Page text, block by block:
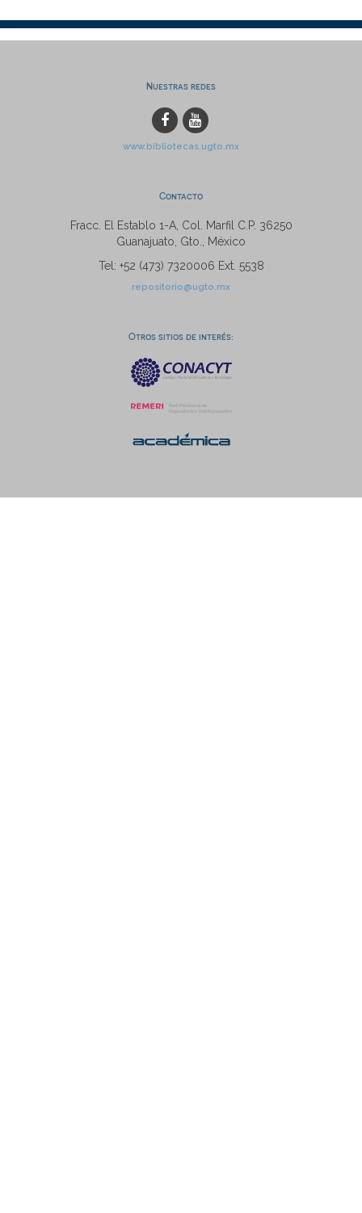
Nuestras redes
www.bibliotecas.ugto.mx
Contacto
Fracc. El Establo 1-A, Col. Marfil C.P. 36250
Guanajuato, Gto., México
Tel: +52 (473) 7320006 Ext. 5538
repositorio@ugto.mx
Otros sitios de interés: